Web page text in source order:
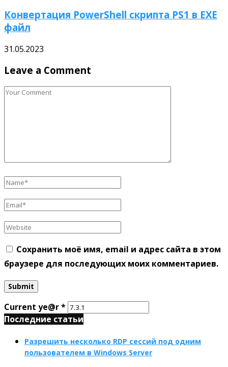
Конвертация PowerShell скрипта PS1 в EXE
файл
31.05.2023
Leave a Comment
Сохранить моё имя, email и адрес сайта в этом
браузере для последующих моих комментариев.
Current ye@r*
Последние статьи
Разрешить несколько RDP сессий под одним
пользователем в Windows Server